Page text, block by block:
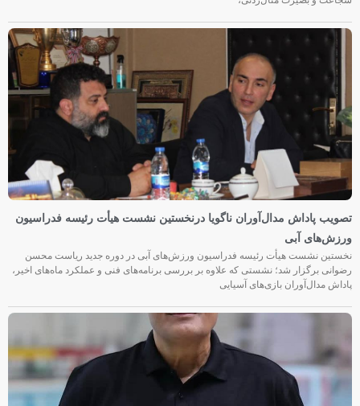
تصویب پاداش مدال‌آوران ناگویا درنخستین نشست هیأت رئیسه فدراسیون
ورزش‌های آبی
نخستین نشست هیأت رئیسه فدراسیون ورزش‌های آبی در دوره جدید ریاست محسن
رضوانی برگزار شد؛ نشستی که علاوه بر بررسی برنامه‌های فنی و عملکرد ماه‌های اخیر،
پاداش مدال‌آوران بازی‌های آسیایی